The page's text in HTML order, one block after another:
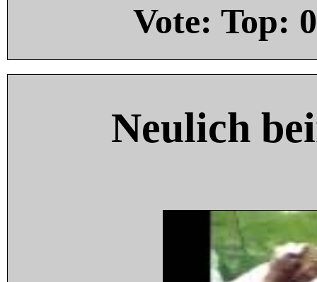
Vote: Top: 0
Neulich